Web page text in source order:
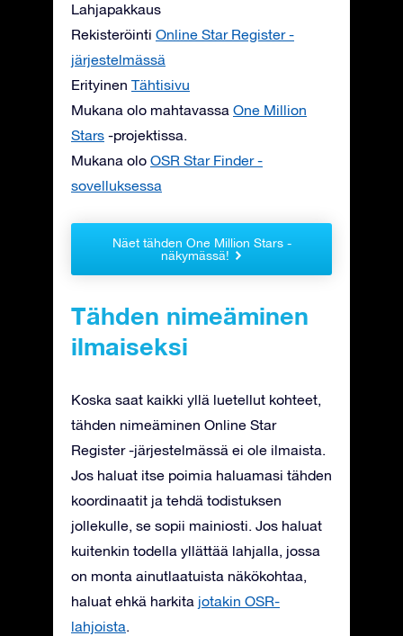
Lahjapakkaus
Rekisteröinti Online Star Register -
järjestelmässä
Erityinen Tähtisivu
Mukana olo mahtavassa One Million
Stars -projektissa.
Mukana olo OSR Star Finder -
sovelluksessa
Näet tähden One Million Stars -
näkymässä!
Tähden nimeäminen
ilmaiseksi
Koska saat kaikki yllä luetellut kohteet,
tähden nimeäminen Online Star
Register -järjestelmässä ei ole ilmaista.
Jos haluat itse poimia haluamasi tähden
koordinaatit ja tehdä todistuksen
jollekulle, se sopii mainiosti. Jos haluat
kuitenkin todella yllättää lahjalla, jossa
on monta ainutlaatuista näkökohtaa,
haluat ehkä harkita jotakin OSR-
lahjoista.